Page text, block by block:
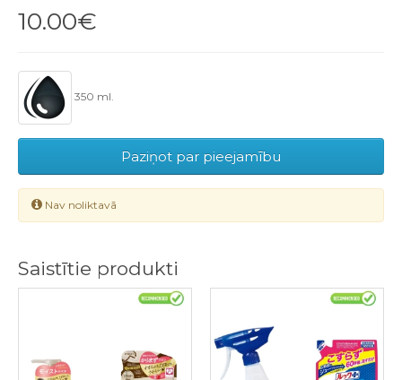
10.00€
350 ml.
Paziņot par pieejamību
Nav noliktavā
Saistītie produkti